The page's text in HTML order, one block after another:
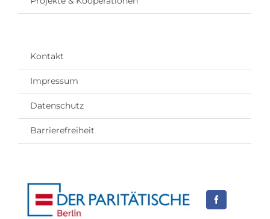
Kontakt
Impressum
Datenschutz
Barrierefreiheit